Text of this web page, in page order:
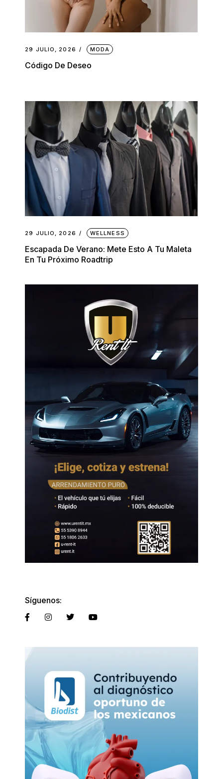
29 JULIO, 2026 MODA
Código De Deseo
29 JULIO, 2026 WELLNESS
Escapada De Verano: Mete Esto A Tu Maleta
En Tu Próximo Roadtrip
Síguenos: